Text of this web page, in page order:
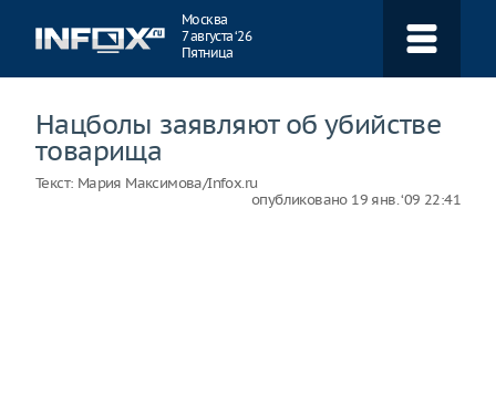
Москва
7 августа ‘26
Пятница
Нацболы заявляют об убийстве
товарища
Текст: Мария Максимова/Infox.ru
опубликовано 19 янв. ‘09 22:41